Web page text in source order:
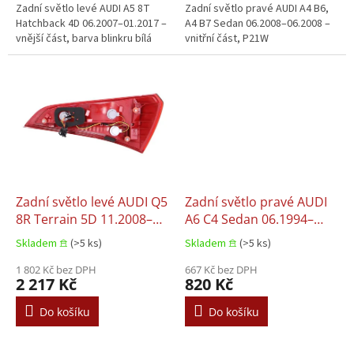
Zadní světlo levé AUDI A5 8T
Hatchback 4D 06.2007–01.2017 –
vnější část, barva blinkru bílá
Zadní světlo pravé AUDI A4 B6,
A4 B7 Sedan 06.2008–06.2008 –
vnitřní část, P21W
Zadní světlo levé AUDI Q5
8R Terrain 5D 11.2008–
06.2012
Skladem 𖠿 (>5 ks)
1 802 Kč bez DPH
2 217 Kč
Do košíku
Zadní světlo pravé AUDI
A6 C4 Sedan 06.1994–
12.1997
Skladem 𖠿 (>5 ks)
667 Kč bez DPH
820 Kč
Do košíku